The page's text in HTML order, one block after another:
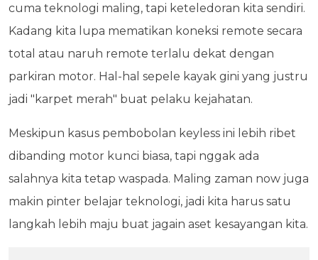
cuma teknologi maling, tapi keteledoran kita sendiri.
Kadang kita lupa mematikan koneksi remote secara
total atau naruh remote terlalu dekat dengan
parkiran motor. Hal-hal sepele kayak gini yang justru
jadi "karpet merah" buat pelaku kejahatan.
Meskipun kasus pembobolan keyless ini lebih ribet
dibanding motor kunci biasa, tapi nggak ada
salahnya kita tetap waspada. Maling zaman now juga
makin pinter belajar teknologi, jadi kita harus satu
langkah lebih maju buat jagain aset kesayangan kita.